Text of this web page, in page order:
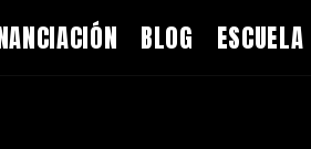
BLOG ESCUELA